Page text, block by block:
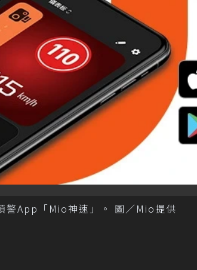
警App「Mio神速」。 圖／Mio提供